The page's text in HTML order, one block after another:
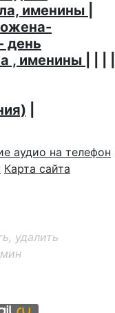
именины
день
, именины
Карта сайта
удалить